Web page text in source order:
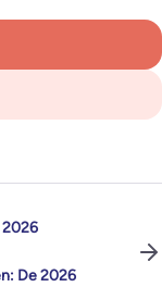
2026
De 2026